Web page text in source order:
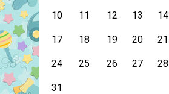
10 11 12 13 14
17 18 19 20 21
24 25 26 27 28
31